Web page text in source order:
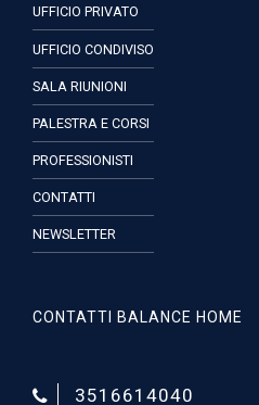
UFFICIO PRIVATO
UFFICIO CONDIVISO
SALA RIUNIONI
PALESTRA E CORSI
PROFESSIONISTI
CONTATTI
NEWSLETTER
CONTATTI BALANCE HOME
3516614040